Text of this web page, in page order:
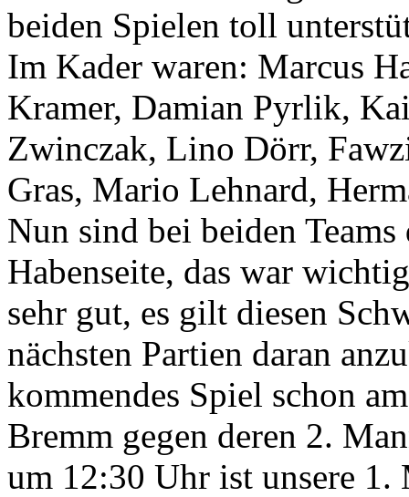
beiden Spielen toll
Im Kader waren: Marcus
Kramer, Damian Pyrlik,
Zwinczak, Lino Dörr,
Gras, Mario Lehnard,
Nun sind bei beiden
Habenseite, das war
sehr gut, es gilt diesen
nächsten Partien daran
kommendes Spiel schon
Bremm gegen deren 2.
um 12:30 Uhr ist unsere 1.